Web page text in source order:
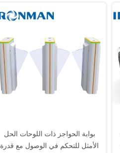
بوابة الحواجز ذات اللوحات الحل
الأمثل للتحكم في الوصول مع قدرة